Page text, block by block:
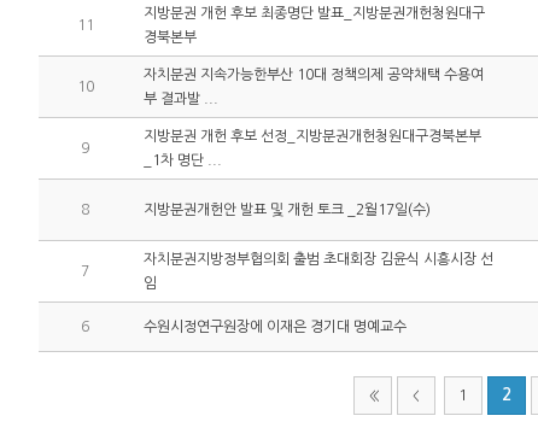
11
지방분권 개헌 후보 최종명단 발표_지방분권개헌청원대구
경북본부
10
자치분권 지속가능한부산 10대 정책의제 공약채택 수용여
부 결과발 ...
9
지방분권 개헌 후보 선정_지방분권개헌청원대구경북본부
_1차 명단 ...
8 지방분권개헌안 발표 및 개헌 토크 _2월17일(수)
7
자치분권지방정부협의회 출범 초대회장 김윤식 시흥시장 선
임
6 수원시정연구원장에 이재은 경기대 명예교수
<< < 1 2